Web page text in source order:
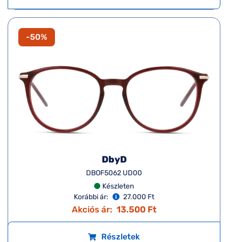
-50%
DbyD
DBOF5062 UD00
Készleten
Korábbi ár:
27.000 Ft
Akciós ár: 13.500 Ft
Részletek